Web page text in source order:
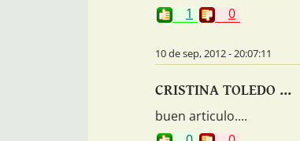
1
0
10 de sep, 2012 - 20:07:11
CRISTINA TOLEDO ...
buen articulo....